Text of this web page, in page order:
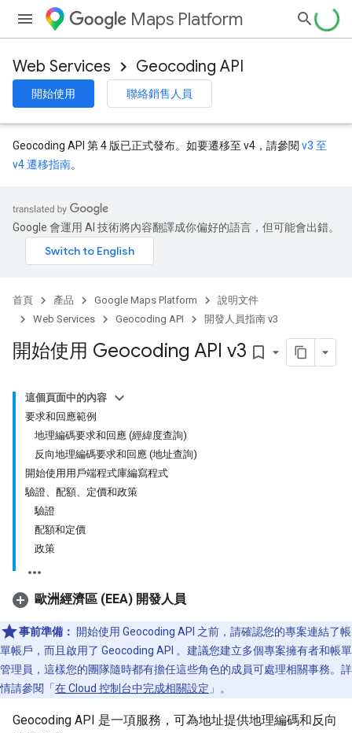
Maps Platform
Web Services Geocoding API
開始使用 聯絡銷售人員
Geocoding API 第 4 版已正式發布。如要遷移至 v4，請參閱 v3 至
v4 遷移指南。
Google 會運用 AI 技術將內容翻譯成你偏好的語言，但可能會出錯。
首頁 產品 Google Maps Platform
說明文件
Web Services
Geocoding API 開發人員指南 v3
開始使用 Geocoding API v3 bookmark_border
這個頁面中的內容
要求和回應範例
地理編碼要求和回應 (經緯度查詢)
反向地理編碼要求和回應 (地址查詢)
開始使用用戶端程式庫編寫程式
驗證、配額、定價和政策
驗證
配額和定價
政策
歐洲經濟區 (EEA) 開發人員
事前準備：
開始使用 Geocoding API 之前，請確認您的專案連結了帳
單帳戶，而且啟用了 Geocoding API 。建議您建立多個專案擁有者和帳單
管理員，這樣您的團隊隨時都有擔任這些角色的成員可處理相關事務。詳
情請參閱「 在 Cloud 控制台中完成相關設定 」。
Geocoding API 是一項服務，可為地址提供地理編碼和反向